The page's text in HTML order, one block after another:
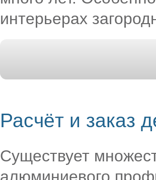
интерьерах
Расчёт и заказ
Существует